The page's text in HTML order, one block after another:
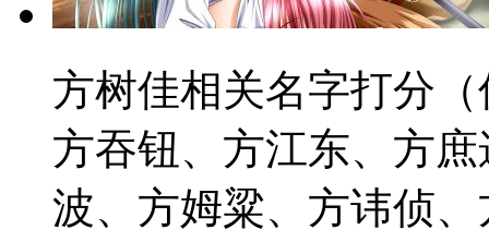
方树佳相关名字打分
方吞钮、方江东、方
波、方姆粱、方讳侦